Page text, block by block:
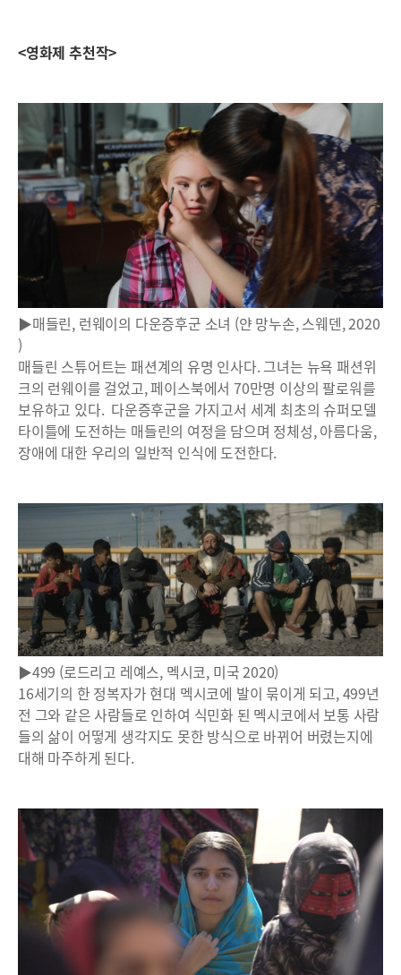
<영화제 추천작>
▶매들린, 런웨이의 다운증후군 소녀 (얀 망누손, 스웨덴, 2020
)
매들린 스튜어트는 패션계의 유명 인사다. 그녀는 뉴욕 패션위
크의 런웨이를 걸었고, 페이스북에서 70만명 이상의 팔로워를
보유하고 있다. 다운증후군을 가지고서 세계 최초의 슈퍼모델
타이틀에 도전하는 매들린의 여정을 담으며 정체성, 아름다움,
장애에 대한 우리의 일반적 인식에 도전한다.
▶499 (로드리고 레예스, 멕시코, 미국 2020)
16세기의 한 정복자가 현대 멕시코에 발이 묶이게 되고, 499년
전 그와 같은 사람들로 인하여 식민화 된 멕시코에서 보통 사람
들의 삶이 어떻게 생각지도 못한 방식으로 바뀌어 버렸는지에
대해 마주하게 된다.